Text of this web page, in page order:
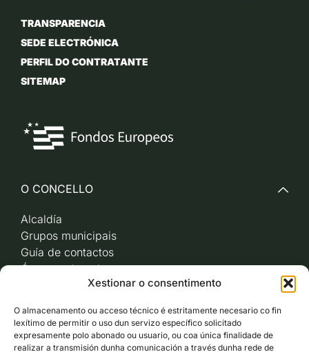
Xestionar o consentimento
O almacenamento ou acceso técnico é estritamente necesario co fin
lexítimo de permitir o uso dun servizo específico solicitado
expresamente polo abonado ou usuario, ou coa única finalidade de
realizar a transmisión dunha comunicación a través dunha rede de
TRANSPARENCIA
SEDE ELECTRÓNICA
PERFIL DO CONTRATANTE
SITEMAP
O CONCELLO
Alcaldía
Grupos municipais
Guía de contactos
Órganos de goberno
Acceso a videoactas
xunta de goberno local
Imaxe corporativa